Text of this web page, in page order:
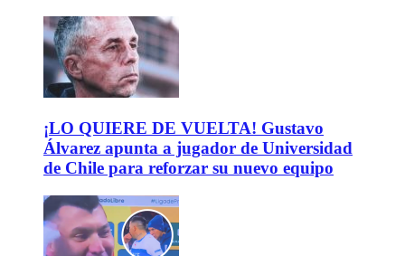
¡LO QUIERE DE VUELTA! Gustavo
Álvarez apunta a jugador de Universidad
de Chile para reforzar su nuevo equipo